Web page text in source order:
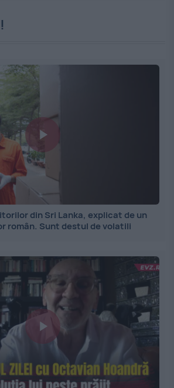
din Sri Lanka, explicat de un
român. Sunt destul de volatili